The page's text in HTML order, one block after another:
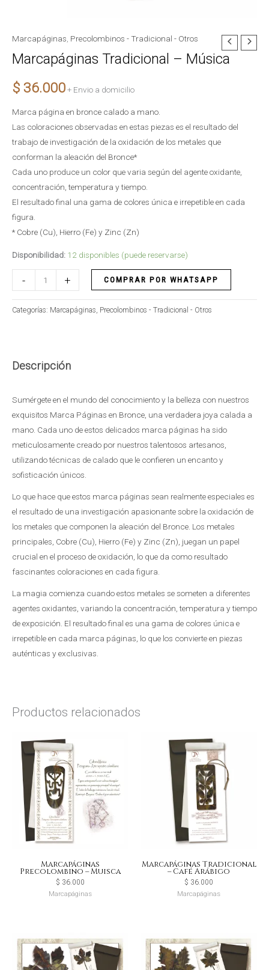
Marcapáginas Precolombinos - Tradicional - Otros
Marcapáginas Tradicional – Música
$ 36.000+ Envio a domicilio
Marca página en bronce calado a mano.
Las coloraciones observadas en estas piezas es el resultado del
trabajo de investigación de la oxidación de los metales que
conforman la aleación del Bronce*
Cada uno produce un color que varia según del agente oxidante,
concentración, temperatura y tiempo.
El resultado final una gama de colores única e irrepetible en cada
figura.
* Cobre (Cu), Hierro (Fe) y Zinc (Zn)
Disponibilidad: 12 disponibles (puede reservarse)
-
Marcapáginas
Tradicional
Música
+ COMPRAR POR WHATSAPP
Categorías: Marcapáginas, Precolombinos - Tradicional - Otros
Descripción
Sumérgete en el mundo del conocimiento y la belleza con nuestros
exquisitos Marca Páginas en Bronce, una verdadera joya calada a
mano. Cada uno de estos delicados marca páginas ha sido
meticulosamente creado por nuestros talentosos artesanos,
utilizando técnicas de calado que le confieren un encanto y
sofisticación únicos.
Lo que hace que estos marca páginas sean realmente especiales es
el resultado de una investigación apasionante sobre la oxidación de
los metales que componen la aleación del Bronce. Los metales
principales, Cobre (Cu), Hierro (Fe) y Zinc (Zn), juegan un papel
crucial en el proceso de oxidación, lo que da como resultado
fascinantes coloraciones en cada figura.
La magia comienza cuando estos metales se someten a diferentes
agentes oxidantes, variando la concentración, temperatura y tiempo
de exposición. El resultado final es una gama de colores única e
irrepetible en cada marca páginas, lo que los convierte en piezas
auténticas y exclusivas.
Productos relacionados
Marcapáginas
Precolombino – Muisca
$ 36.000
Marcapáginas
Marcapáginas Tradicional
– Café Arábigo
$ 36.000
Marcapáginas